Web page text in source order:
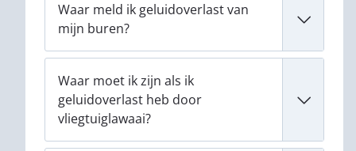
Waar meld ik geluidoverlast van
mijn buren?
Waar moet ik zijn als ik
geluidoverlast heb door
vliegtuiglawaai?